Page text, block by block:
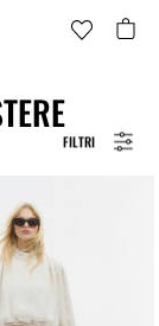
FILTRI